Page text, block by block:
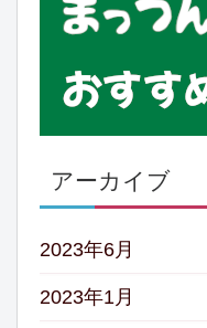
アーカイブ
2023年6月
2023年1月